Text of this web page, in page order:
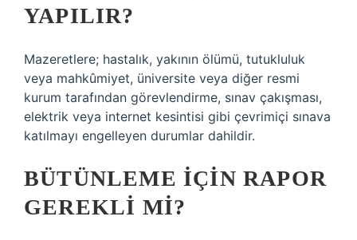
YAPILIR?
Mazeretlere; hastalık, yakının ölümü, tutukluluk
veya mahkûmiyet, üniversite veya diğer resmi
kurum tarafından görevlendirme, sınav çakışması,
elektrik veya internet kesintisi gibi çevrimiçi sınava
katılmayı engelleyen durumlar dahildir.
BÜTÜNLEME IÇIN RAPOR
GEREKLI MI?